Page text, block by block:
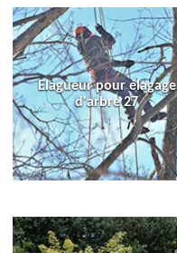
Elagueur pour élagage
d'arbre 27